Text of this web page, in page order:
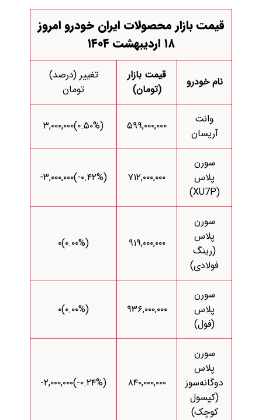
قیمت بازار محصولات ایران خودرو امروز
۱۸ اردیبهشت ۱۴۰۴
نام خودرو
قیمت بازار
(تومان)
تغییر (درصد)
تومان
وانت
آریسان
۵۹۹,۰۰۰,۰۰۰ (‎۰.۵۰%‌)‎۳,۰۰۰,۰۰۰‌
سورن
پلاس
(XU7P)
۷۱۲,۰۰۰,۰۰۰ (‎-۰.۴۲%‌)‎-۳,۰۰۰,۰۰۰‌
سورن
پلاس
(رینگ
فولادی)
۹۱۹,۰۰۰,۰۰۰ (۰.۰۰%)۰
سورن
پلاس
(فول)
۹۳۶,۰۰۰,۰۰۰ (۰.۰۰%)۰
سورن
پلاس
دوگانه‌سوز
(کپسول
کوچک)
۸۴۰,۰۰۰,۰۰۰ (‎-۰.۲۴%‌)‎-۲,۰۰۰,۰۰۰‌